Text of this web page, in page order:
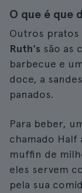
O que é que
Outros pratos
Ruth's são as
barbecue e
doce, a
panados.
Para beber,
chamado Half
muffin de
eles servem
pela sua